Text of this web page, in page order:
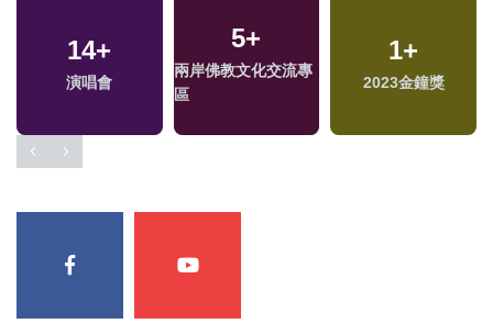
14+
演唱會
5+
兩岸佛教文化交流專
區
1+
2023金鐘獎
428+
熱門
1356
政治
505
旅遊